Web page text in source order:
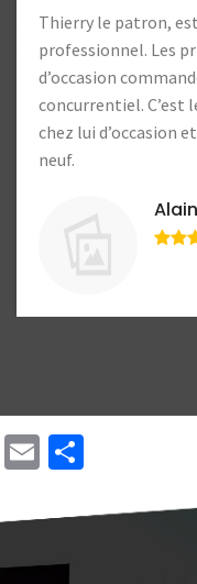
Toujours autant
professionnels !
Email